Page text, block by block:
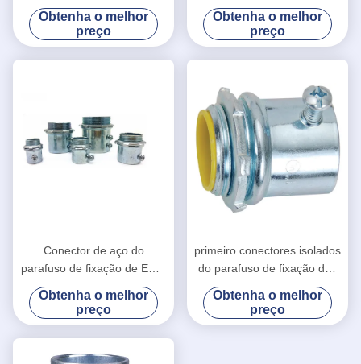
EMT Set Screw Coupling
1/2” - 4"
Obtenha o melhor
preço
tipo do parafuso de fixação
do acoplamento da
polegada EMT
Obtenha o melhor
preço
Conector de aço do
parafuso de fixação de EMT,
tipo isolado da canalização
de EMT encaixes bondes
Obtenha o melhor
preço
primeiro conectores isolados
do parafuso de fixação dos
encaixes da canalização de
Emt da classe amarelo à
prova d'água
Obtenha o melhor
preço